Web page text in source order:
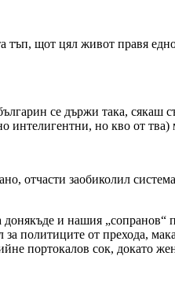
тъп, щот цял живот правя
се държи така,
но кво от тва)
отчасти заобиколил
и нашия „сопранов“
политиците от прехода,
портокалов сок, докато